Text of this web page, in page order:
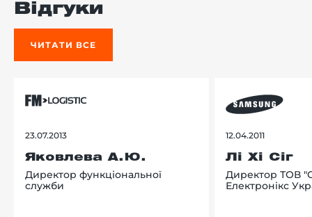
Відгуки
ЧИТАТИ ВСЕ
23.07.2013
Яковлева А.Ю.
Директор функціональної
служби
12.04.2011
Лі Хі Сіг
Директор ТОВ
Електронікс